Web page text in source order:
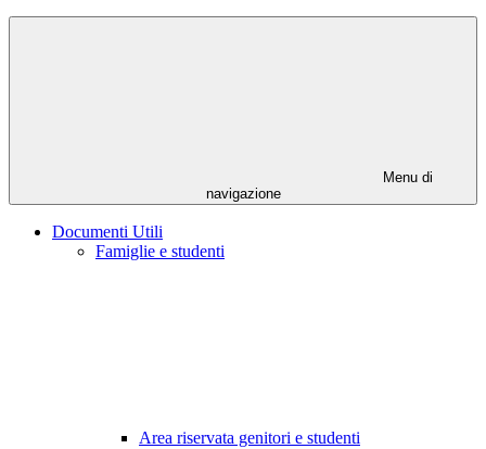
Menu di
navigazione
Documenti Utili
Famiglie e studenti
Area riservata genitori e studenti